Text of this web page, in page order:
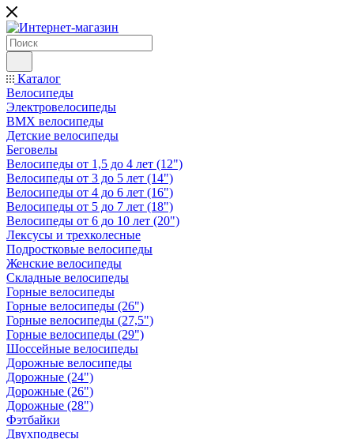
Каталог
Велосипеды
Электровелосипеды
BMX велосипеды
Детские велосипеды
Беговелы
Велосипеды от 1,5 до 4 лет (12")
Велосипеды от 3 до 5 лет (14")
Велосипеды от 4 до 6 лет (16")
Велосипеды от 5 до 7 лет (18")
Велосипеды от 6 до 10 лет (20")
Лексусы и трехколесные
Подростковые велосипеды
Женские велосипеды
Складные велосипеды
Горные велосипеды
Горные велосипеды (26")
Горные велосипеды (27,5")
Горные велосипеды (29")
Шоссейные велосипеды
Дорожные велосипеды
Дорожные (24")
Дорожные (26")
Дорожные (28")
Фэтбайки
Двухподвесы